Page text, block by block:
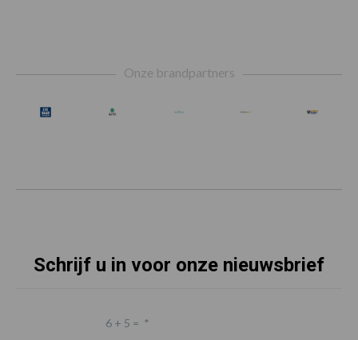
Onze brandpartners
Schrijf u in voor onze nieuwsbrief
6 + 5 = *